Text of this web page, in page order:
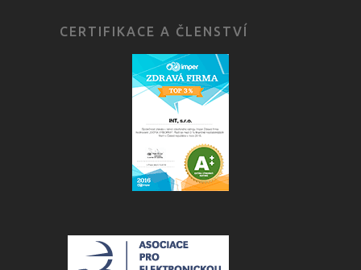
CERTIFIKACE A ČLENSTVÍ